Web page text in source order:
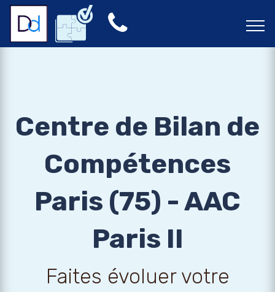
Centre de Bilan de
Compétences
Paris (75) - AAC
Paris II
Faites évoluer votre